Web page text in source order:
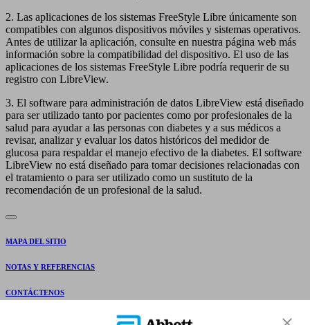
2. Las aplicaciones de los sistemas FreeStyle Libre únicamente son
compatibles con algunos dispositivos móviles y sistemas operativos.
Antes de utilizar la aplicación, consulte en nuestra página web más
información sobre la compatibilidad del dispositivo. El uso de las
aplicaciones de los sistemas FreeStyle Libre podría requerir de su
registro con LibreView.
3. El software para administración de datos LibreView está diseñado
para ser utilizado tanto por pacientes como por profesionales de la
salud para ayudar a las personas con diabetes y a sus médicos a
revisar, analizar y evaluar los datos históricos del medidor de
glucosa para respaldar el manejo efectivo de la diabetes. El software
LibreView no está diseñado para tomar decisiones relacionadas con
el tratamiento o para ser utilizado como un sustituto de la
recomendación de un profesional de la salud.
MAPA DEL SITIO
NOTAS Y REFERENCIAS
CONTÁCTENOS